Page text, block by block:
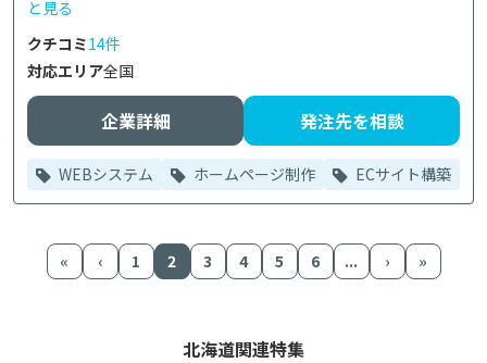
と見る
クチコミ14件
対応エリア全国
企業詳細 発注先を相談
WEBシステム ホームページ制作 ECサイト構築
« ‹ 1 2 3 4 5 6 ... › »
北海道関連特集